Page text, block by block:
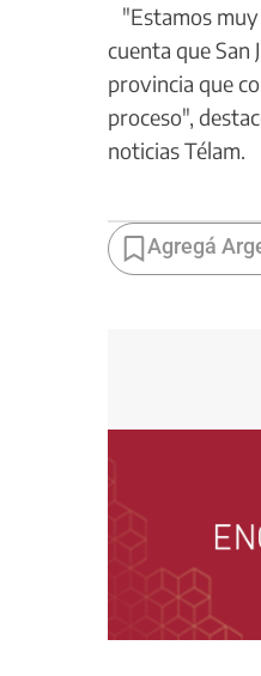
"Estamos
cuenta que San
provincia que
proceso",
noticias Télam.
Agregá